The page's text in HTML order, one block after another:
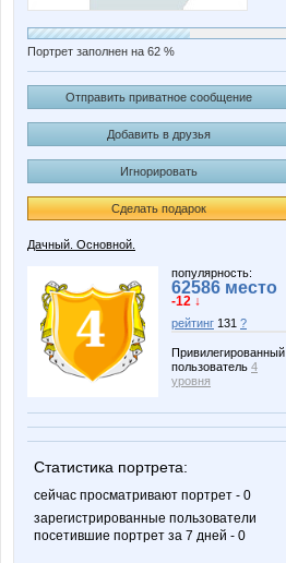
Портрет заполнен на 62 %
Отправить приватное сообщение
Добавить в друзья
Игнорировать
Сделать подарок
Дачный. Основной.
популярность:
62586 место
-12 ↓
рейтинг 131 ?
Привилегированный
пользователь 4
уровня
Статистика портрета:
сейчас просматривают портрет - 0
зарегистрированные пользователи
посетившие портрет за 7 дней - 0